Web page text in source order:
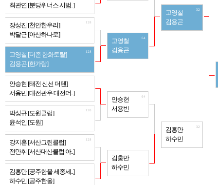
최관연 [분당위너스 시범..]
장성진 [천안한우리]
박달근 [아산하나로]
128
고영철 [더존 한화토탈]
김용곤 [한가람]
128
안승현 [태전 신선 더텐]
서용빈 [대전관우 대전더..]
박성규 [도원클럽]
윤석인 [도원]
128
강지훈 [서산그린클럽]
전만휘 [서산대산클럽 아..]
128
김홍만 [공주한울 세종세..]
하수민 [공주한울]
고영철
김용곤
64
안승현
서용빈
64
김홍만
하수민
고영철
김용곤
32
김홍만
하수민
32